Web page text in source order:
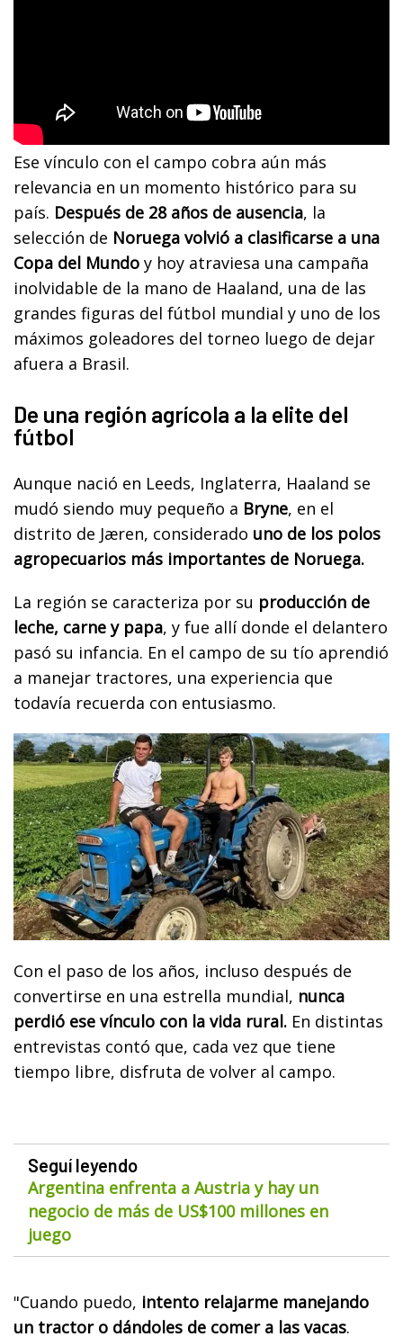
Ese vínculo con el campo cobra aún más
relevancia en un momento histórico para su
país. Después de 28 años de ausencia, la
selección de Noruega volvió a clasificarse a una
Copa del Mundo y hoy atraviesa una campaña
inolvidable de la mano de Haaland, una de las
grandes figuras del fútbol mundial y uno de los
máximos goleadores del torneo luego de dejar
afuera a Brasil.
De una región agrícola a la elite del
fútbol
Aunque nació en Leeds, Inglaterra, Haaland se
mudó siendo muy pequeño a Bryne, en el
distrito de Jæren, considerado uno de los polos
agropecuarios más importantes de Noruega.
La región se caracteriza por su producción de
leche, carne y papa, y fue allí donde el delantero
pasó su infancia. En el campo de su tío aprendió
a manejar tractores, una experiencia que
todavía recuerda con entusiasmo.
Con el paso de los años, incluso después de
convertirse en una estrella mundial, nunca
perdió ese vínculo con la vida rural. En distintas
entrevistas contó que, cada vez que tiene
tiempo libre, disfruta de volver al campo.
Seguí leyendo
Argentina enfrenta a Austria y hay un
negocio de más de US$100 millones en
juego
"Cuando puedo, intento relajarme manejando
un tractor o dándoles de comer a las vacas.